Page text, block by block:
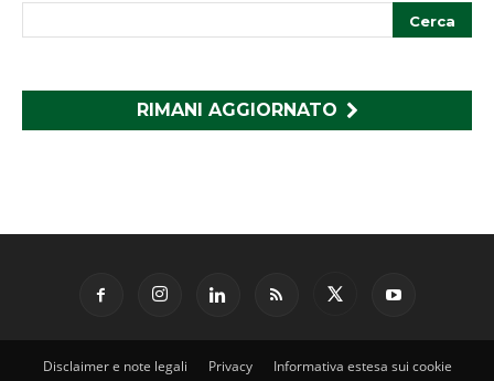
RIMANI AGGIORNATO
Disclaimer e note legali Privacy Informativa estesa sui cookie